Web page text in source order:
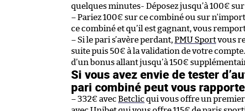
quelques minutes- Déposez jusqu’à 100€
– Pariez 100€ sur ce combiné ou sur
ce combiné et qu’il est gagnant, vous
– Si le pari s’avère perdant, PMU Sportvous
suite puis 50€ à la validation de votre
d’un bonus allant jusqu’à 150€
Si vous avez envie de tester
pari combiné peut vous
– 332€ avec Betclic qui vous offre un